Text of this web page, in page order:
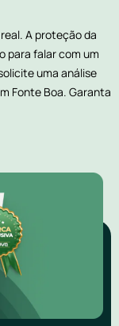
A proteção da
para falar com um
uma análise
Fonte Boa. Garanta